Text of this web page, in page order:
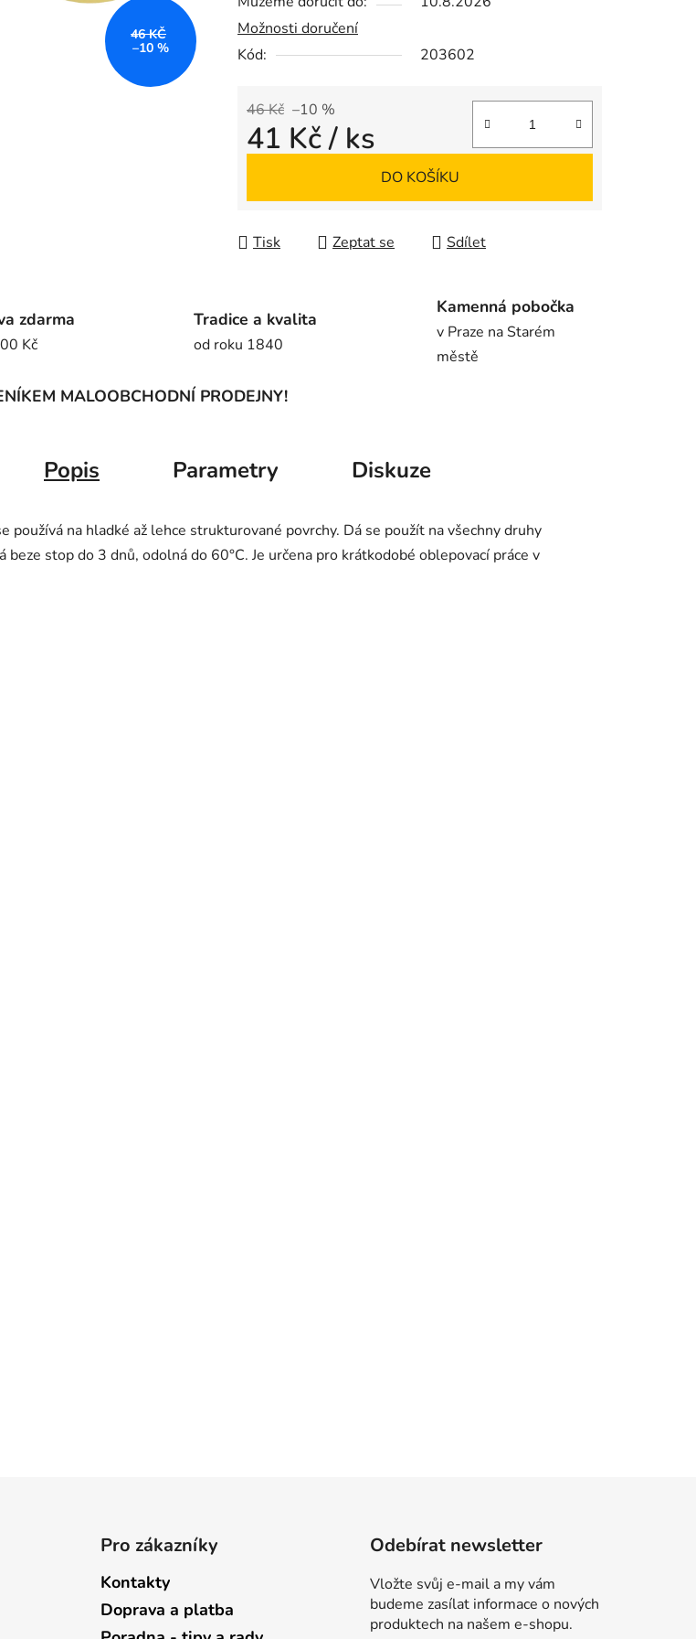
0,0
z
5
Možnosti doručení
Kód:
203602
46 Kč –10 %
41 Kč/ ks
DO KOŠÍKU
Tisk Zeptat se Sdílet
46 KČ
–10 %
zdarma
Kč
Tradice a kvalita
od roku 1840
Kamenná pobočka
v Praze na Starém
městě
MALOOBCHODNÍ PRODEJNY!
Popis Parametry Diskuze
používá na hladké až lehce strukturované povrchy. Dá se použít na všechny druhy
beze stop do 3 dnů, odolná do 60°C. Je určena pro krátkodobé oblepovací práce v
Pro zákazníky
Kontakty
Doprava a platba
Odebírat newsletter
Vložte svůj e-mail a my vám
budeme zasílat informace o nových
produktech na našem e-shopu.